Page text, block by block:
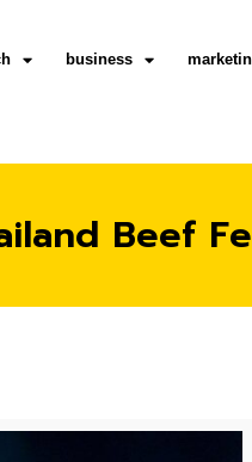
business
Beef